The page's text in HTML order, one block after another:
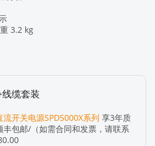
3.2 kg
线缆套装
流开关电源SPD5000X系列 享3年质
包邮/（如需合同和发票，请联系